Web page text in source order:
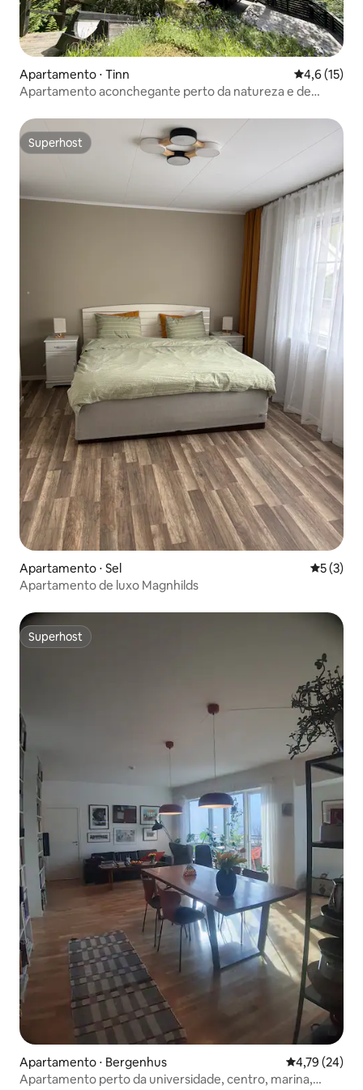
Apartamento ⋅ Tinn 4,6 de uma
4,6 (15)
Apartamento aconchegante perto da natureza e de
Superhost
Superhost
Apartamento ⋅ Sel 5 de
5 (3)
Apartamento de luxo Magnhilds
Superhost
Superhost
Apartamento ⋅ Bergenhus 4,79 de uma
4,79 (24)
Apartamento perto da universidade, centro, marina,